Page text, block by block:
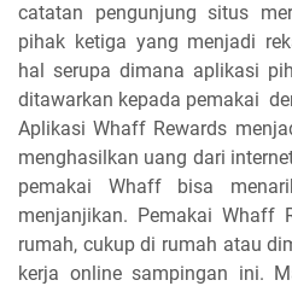
catatan pengunjung situs
pihak ketiga yang menjadi
hal serupa dimana aplikasi
ditawarkan kepada pemakai
Aplikasi Whaff Rewards
menghasilkan uang dari
pemakai Whaff bisa
menjanjikan. Pemakai Whaff
rumah, cukup di rumah atau
kerja online sampingan ini.